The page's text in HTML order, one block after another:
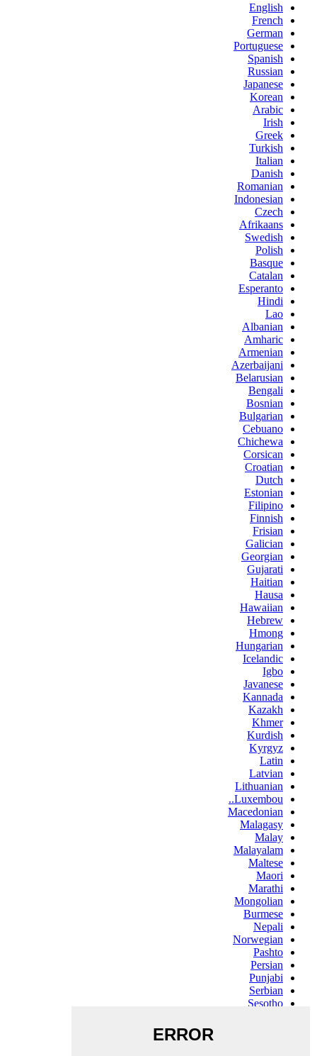
English
French
German
Portuguese
Spanish
Russian
Japanese
Korean
Arabic
Irish
Greek
Turkish
Italian
Danish
Romanian
Indonesian
Czech
Afrikaans
Swedish
Polish
Basque
Catalan
Esperanto
Hindi
Lao
Albanian
Amharic
Armenian
Azerbaijani
Belarusian
Bengali
Bosnian
Bulgarian
Cebuano
Chichewa
Corsican
Croatian
Dutch
Estonian
Filipino
Finnish
Frisian
Galician
Georgian
Gujarati
Haitian
Hausa
Hawaiian
Hebrew
Hmong
Hungarian
Icelandic
Igbo
Javanese
Kannada
Kazakh
Khmer
Kurdish
Kyrgyz
Latin
Latvian
Lithuanian
Luxembou..
Macedonian
Malagasy
Malay
Malayalam
Maltese
Maori
Marathi
Mongolian
Burmese
Nepali
Norwegian
Pashto
Persian
Punjabi
Serbian
Sesotho